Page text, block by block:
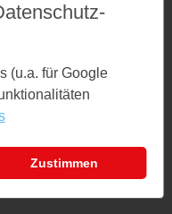
Buchungstyp
(u.a. für Google
Zustimmen